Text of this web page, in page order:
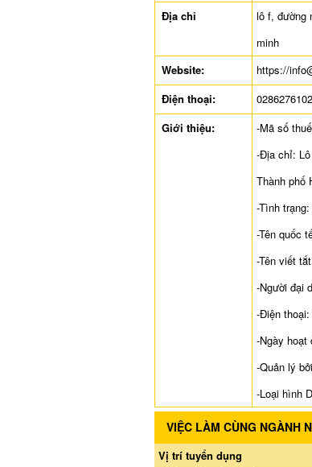
Địa chỉ
lô f, đường
minh
Website:
https://
Điện thoại:
Giới thiệu:
-Mã số
-Địa chỉ: Lô
Thành phố
-Tình
-Tên quốc
-Tên viết
-Người đại
-Điện thoại:
-Ngày hoạt
-Quản lý
-Loại hình
VIỆC LÀM CÙNG NGÀNH
Vị trí tuyển dụng